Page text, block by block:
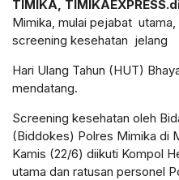
TIMIKA,
Mimika, mulai pejabat utama,
screening kesehatan jelang
Hari Ulang Tahun (HUT)
mendatang.
Screening kesehatan oleh
(Biddokes) Polres Mimika di
Kamis (22/6) diikuti Kompol
utama dan ratusan personel